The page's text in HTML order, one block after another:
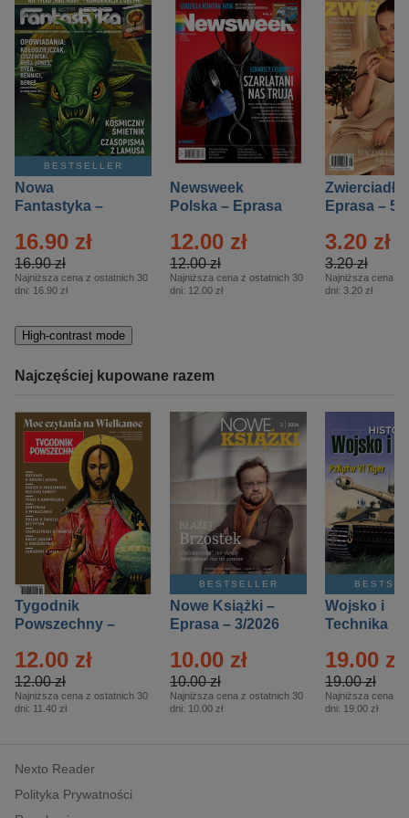
BESTSELLER
Nowa
Fantastyka –
16.90 zł
16.90 zł
Najniższa cena z ostatnich 30
dni: 16.90 zł
Newsweek
Polska – Eprasa
12.00 zł
12.00 zł
Najniższa cena z ostatnich 30
dni: 12.00 zł
Zwierciadło
Eprasa – 5/
3.20 zł
3.20 zł
Najniższa cena z
dni: 3.20 zł
High-contrast mode
Najczęściej kupowane razem
Tygodnik
Powszechny –
12.00 zł
12.00 zł
Najniższa cena z ostatnich 30
dni: 11.40 zł
BESTSELLER
Nowe Książki –
Eprasa – 3/2026
10.00 zł
10.00 zł
Najniższa cena z ostatnich 30
dni: 10.00 zł
Wojsko i
Technika
– 2/2026
19.00 zł
19.00 zł
Najniższa cena z
dni: 19.00 zł
Nexto Reader
Polityka Prywatności